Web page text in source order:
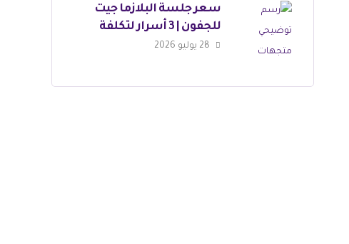
سعر جلسة البلازما جيت
للجفون | 3 أسرار لتكلفة
العملية
28 يوليو 2026